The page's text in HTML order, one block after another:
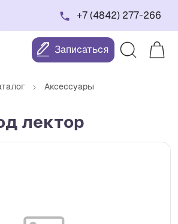
+7 (4842) 277-266
Записаться
Аксессуары
лектор